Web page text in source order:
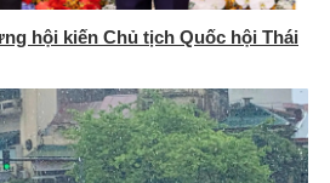
hội kiến Chủ tịch Quốc hội Thái